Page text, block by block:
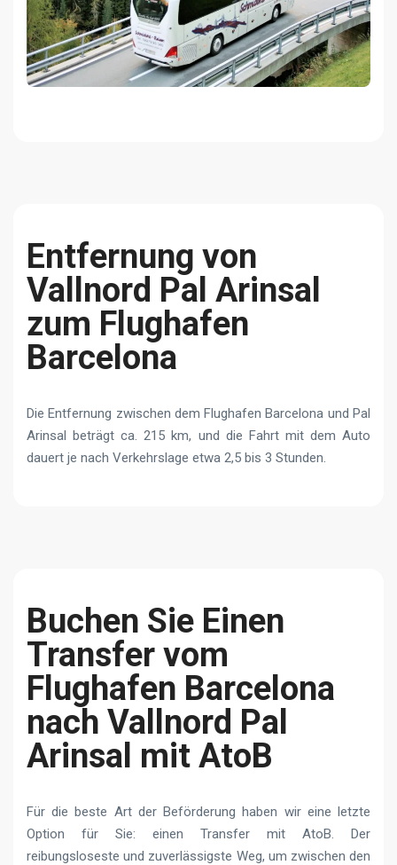
Entfernung von
Vallnord Pal Arinsal
zum Flughafen
Barcelona
Die Entfernung zwischen dem Flughafen Barcelona und Pal
Arinsal beträgt ca. 215 km, und die Fahrt mit dem Auto
dauert je nach Verkehrslage etwa 2,5 bis 3 Stunden.
Buchen Sie Einen
Transfer vom
Flughafen Barcelona
nach Vallnord Pal
Arinsal mit AtoB
Für die beste Art der Beförderung haben wir eine letzte
Option für Sie: einen Transfer mit AtoB. Der
reibungsloseste und zuverlässigste Weg, um zwischen den